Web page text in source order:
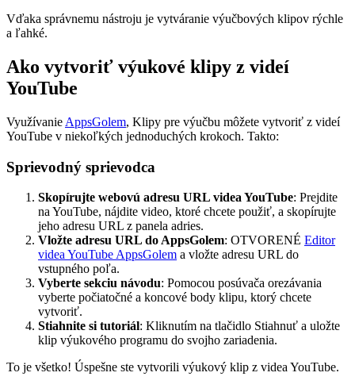
Vďaka správnemu nástroju je vytváranie výučbových klipov rýchle
a ľahké.
Ako vytvoriť výukové klipy z videí
YouTube
Využívanie AppsGolem, Klipy pre výučbu môžete vytvoriť z videí
YouTube v niekoľkých jednoduchých krokoch. Takto:
Sprievodný sprievodca
Skopírujte webovú adresu URL videa YouTube: Prejdite
na YouTube, nájdite video, ktoré chcete použiť, a skopírujte
jeho adresu URL z panela adries.
Vložte adresu URL do AppsGolem: OTVORENÉ Editor
videa YouTube AppsGolem a vložte adresu URL do
vstupného poľa.
Vyberte sekciu návodu: Pomocou posúvača orezávania
vyberte počiatočné a koncové body klipu, ktorý chcete
vytvoriť.
Stiahnite si tutoriál: Kliknutím na tlačidlo Stiahnuť a uložte
klip výukového programu do svojho zariadenia.
To je všetko! Úspešne ste vytvorili výukový klip z videa YouTube.